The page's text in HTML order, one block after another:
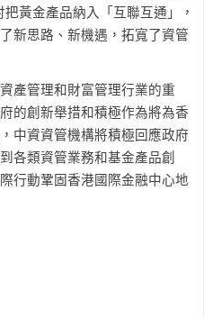
把黃金產品納入「互聯互通」，
新思路、新機遇，拓寬了資管
產管理和財富管理行業的重
的創新舉措和積極作為將為香
中資資管機構將積極回應政府
各類資管業務和基金產品創
行動鞏固香港國際金融中心地